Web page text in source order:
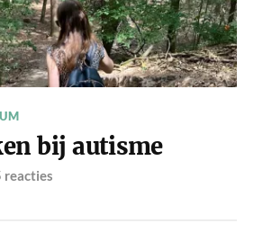
bij autisme
reacties